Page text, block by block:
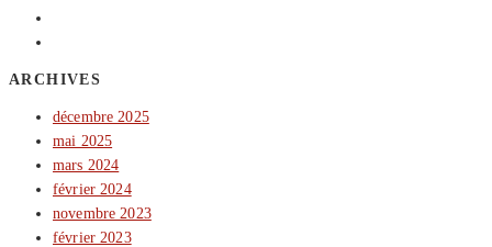
ARCHIVES
décembre 2025
mai 2025
mars 2024
février 2024
novembre 2023
février 2023